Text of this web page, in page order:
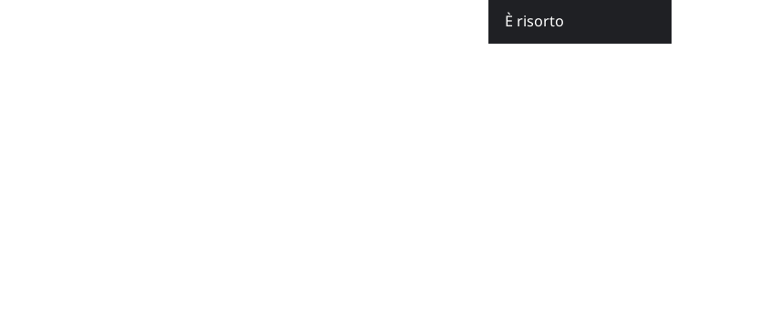
È risorto